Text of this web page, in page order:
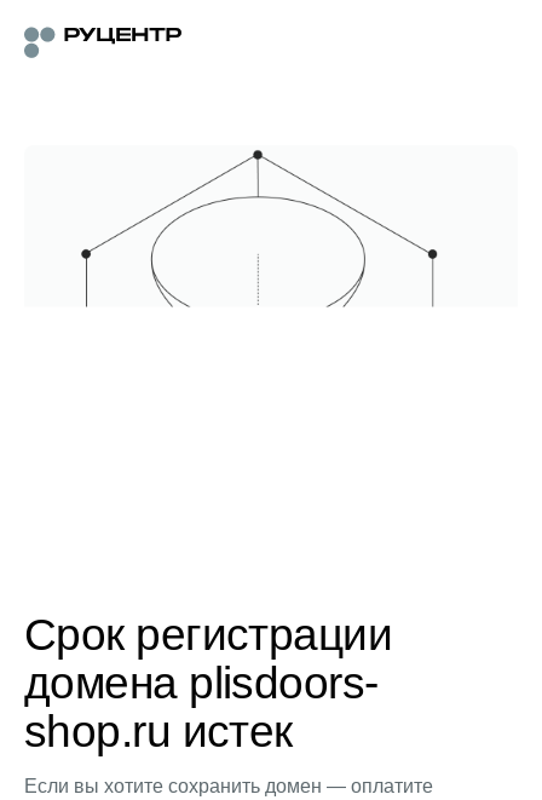
Срок регистрации
домена plisdoors-
shop.ru истек
Если вы хотите сохранить домен — оплатите